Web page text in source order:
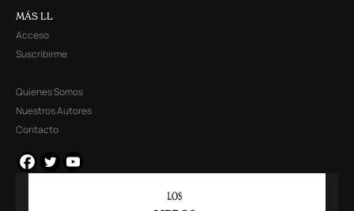
MÁS LL
Acceso
Suscribirme
Quienes Somos
Nuestros Autores
Contacto